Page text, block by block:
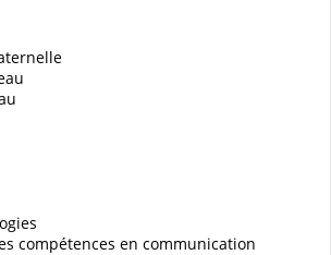
compétences en communication